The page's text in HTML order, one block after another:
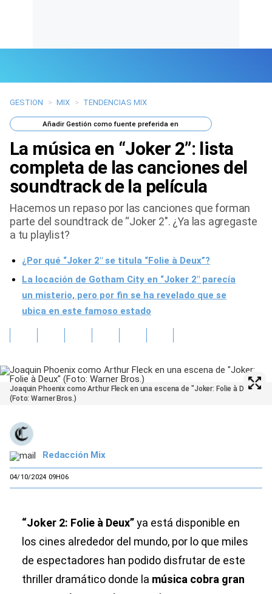
Últimas Noticias
Mi Bolsillo
Respuestas
Gente
Vida Laboral
Tendencias Mix
GESTION > MIX > TENDENCIAS MIX
AñadirGestión como fuente preferida en
La música en “Joker 2”: lista
completa de las canciones del
soundtrack de la película
Hacemos un repaso por las canciones que forman
parte del soundtrack de “Joker 2″. ¿Ya las agregaste
a tu playlist?
¿Por qué “Joker 2″ se titula “Folie à Deux”?
La locación de Gotham City en “Joker 2″ parecía
un misterio, pero por fin se ha revelado que se
ubica en este famoso estado
Joaquin Phoenix como Arthur Fleck en una escena de "Joker: Folie à Deux"
(Foto: Warner Bros.)
Redacción Mix
04/10/2024 09H06
“Joker 2: Folie à Deux”ya está disponible en
los cines alrededor del mundo, por lo que miles
de espectadores han podido disfrutar de este
thriller dramático donde la música cobra gran